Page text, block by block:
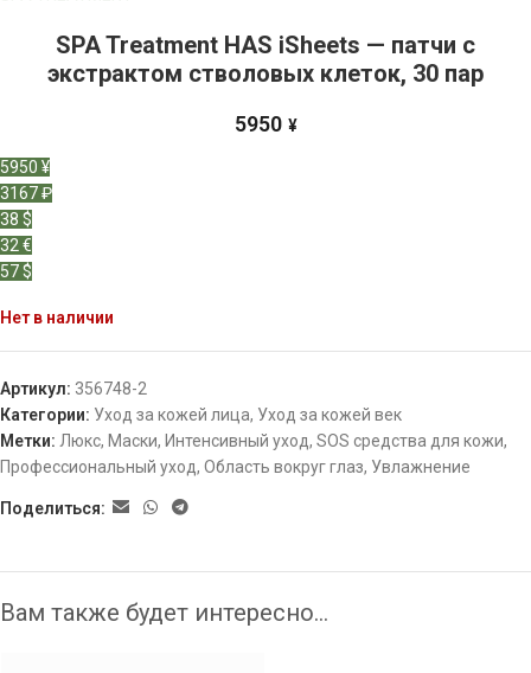
SPA Treatment HAS iSheets — патчи с
экстрактом стволовых клеток, 30 пар
5950 ¥
5950 ¥
3167 ₽
38 $
32 €
57 $
Нет в наличии
Артикул: 356748-2
Категории: Уход за кожей лица, Уход за кожей век
Метки: Люкс, Маски, Интенсивный уход, SOS средства для кожи,
Профессиональный уход, Область вокруг глаз, Увлажнение
Поделиться:
Вам также будет интересно…